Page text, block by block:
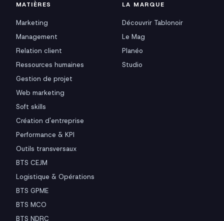
MATIÈRES
Marketing
Management
Relation client
Ressources humaines
Gestion de projet
Web marketing
Soft skills
Création d'entreprise
Performance & KPI
Outils transversaux
BTS CEJM
Logistique & Opérations
BTS GPME
BTS MCO
BTS NDRC
LA MARQUE
Découvrir Tablonoir
Le Mag
Planéo
Studio